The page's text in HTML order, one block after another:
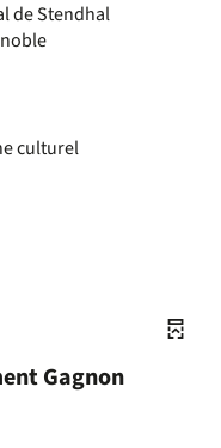
de Stendhal
culturel
Gagnon